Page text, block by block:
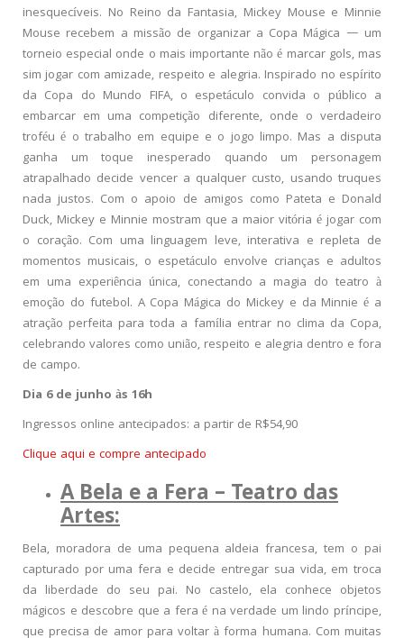
inesquecíveis. No Reino da Fantasia, Mickey Mouse e Minnie
Mouse recebem a missão de organizar a Copa Mágica — um
torneio especial onde o mais importante não é marcar gols, mas
sim jogar com amizade, respeito e alegria. Inspirado no espírito
da Copa do Mundo FIFA, o espetáculo convida o público a
embarcar em uma competição diferente, onde o verdadeiro
troféu é o trabalho em equipe e o jogo limpo. Mas a disputa
ganha um toque inesperado quando um personagem
atrapalhado decide vencer a qualquer custo, usando truques
nada justos. Com o apoio de amigos como Pateta e Donald
Duck, Mickey e Minnie mostram que a maior vitória é jogar com
o coração. Com uma linguagem leve, interativa e repleta de
momentos musicais, o espetáculo envolve crianças e adultos
em uma experiência única, conectando a magia do teatro à
emoção do futebol. A Copa Mágica do Mickey e da Minnie é a
atração perfeita para toda a família entrar no clima da Copa,
celebrando valores como união, respeito e alegria dentro e fora
de campo.
Dia 6 de junho às 16h
Ingressos online antecipados: a partir de R$54,90
Clique aqui e compre antecipado
A Bela e a Fera – Teatro das
Artes:
Bela, moradora de uma pequena aldeia francesa, tem o pai
capturado por uma fera e decide entregar sua vida, em troca
da liberdade do seu pai. No castelo, ela conhece objetos
mágicos e descobre que a fera é na verdade um lindo príncipe,
que precisa de amor para voltar à forma humana. Com muitas